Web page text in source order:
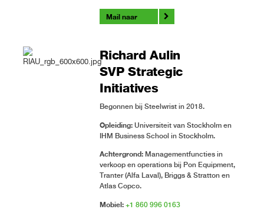
Mail naar
Richard Aulin
SVP Strategic
Initiatives
Begonnen bij Steelwrist in 2018.
Opleiding:Universiteit van Stockholm en
IHM Business School in Stockholm.
Achtergrond:Managementfuncties in
verkoop en operations bij Pon Equipment,
Tranter (Alfa Laval), Briggs & Stratton en
Atlas Copco.
Mobiel: +1 860 996 0163